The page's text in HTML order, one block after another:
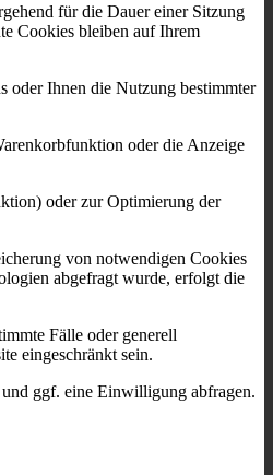
für die Dauer einer Sitzung
Cookies bleiben auf Ihrem
oder Ihnen die Nutzung bestimmter
oder die Anzeige
oder zur Optimierung der
von notwendigen Cookies
abgefragt wurde, erfolgt die
Fälle oder generell
eingeschränkt sein.
ggf. eine Einwilligung abfragen.